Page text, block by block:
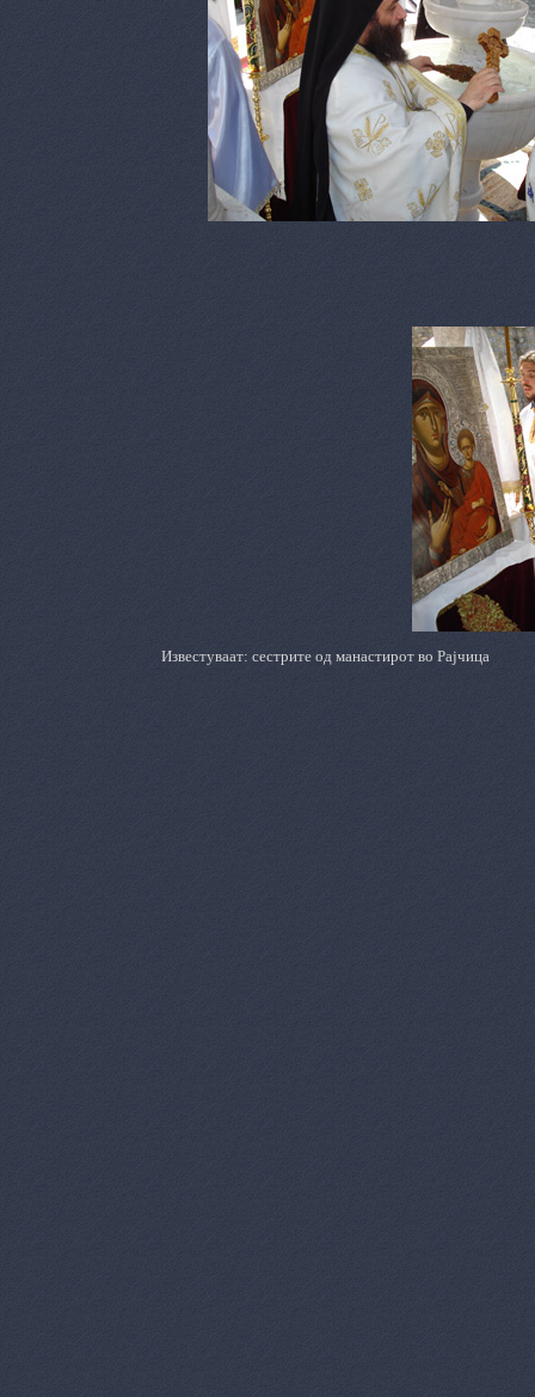
Известуваат: сестрите од манастирот во Рајчица